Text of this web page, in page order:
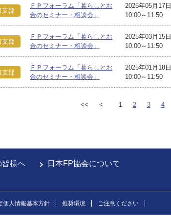
支部
ＦＰフォーラム「暮らしとお
金のセミナー・相談会」
2025年05月17日
10:00～11:50
支部
ＦＰフォーラム「暮らしとお
金のセミナー・相談会」
2025年03月15日
10:00～11:50
支部
ＦＰフォーラム「暮らしとお
金のセミナー・相談会」
2025年01月18日
10:00～11:50
<< < 1 2 3 4
皆様へ 日本FP協会について
個人情報基本方針 推奨環境 ご注意ください